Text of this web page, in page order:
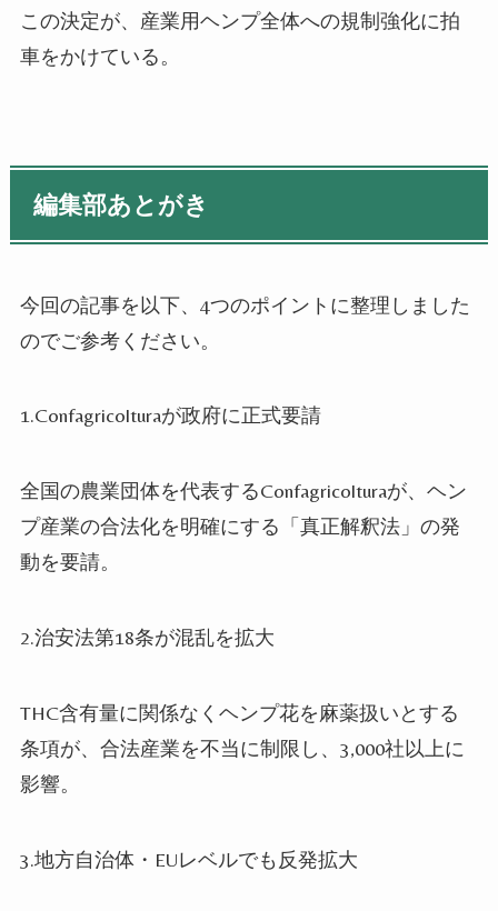
この決定が、産業用ヘンプ全体への規制強化に拍
車をかけている。
編集部あとがき
今回の記事を以下、4つのポイントに整理しました
のでご参考ください。
1.Confagricolturaが政府に正式要請
全国の農業団体を代表するConfagricolturaが、ヘン
プ産業の合法化を明確にする「真正解釈法」の発
動を要請。
2.治安法第18条が混乱を拡大
THC含有量に関係なくヘンプ花を麻薬扱いとする
条項が、合法産業を不当に制限し、3,000社以上に
影響。
3.地方自治体・EUレベルでも反発拡大